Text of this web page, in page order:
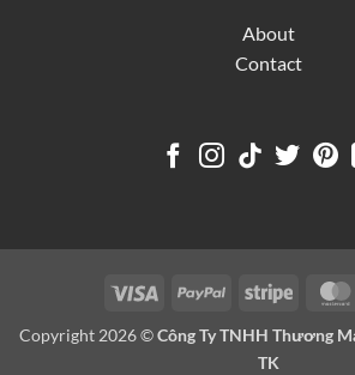
About
Contact
Visa PayPal Stripe
Copyright 2026 ©Công Ty TNHH Thương
TK